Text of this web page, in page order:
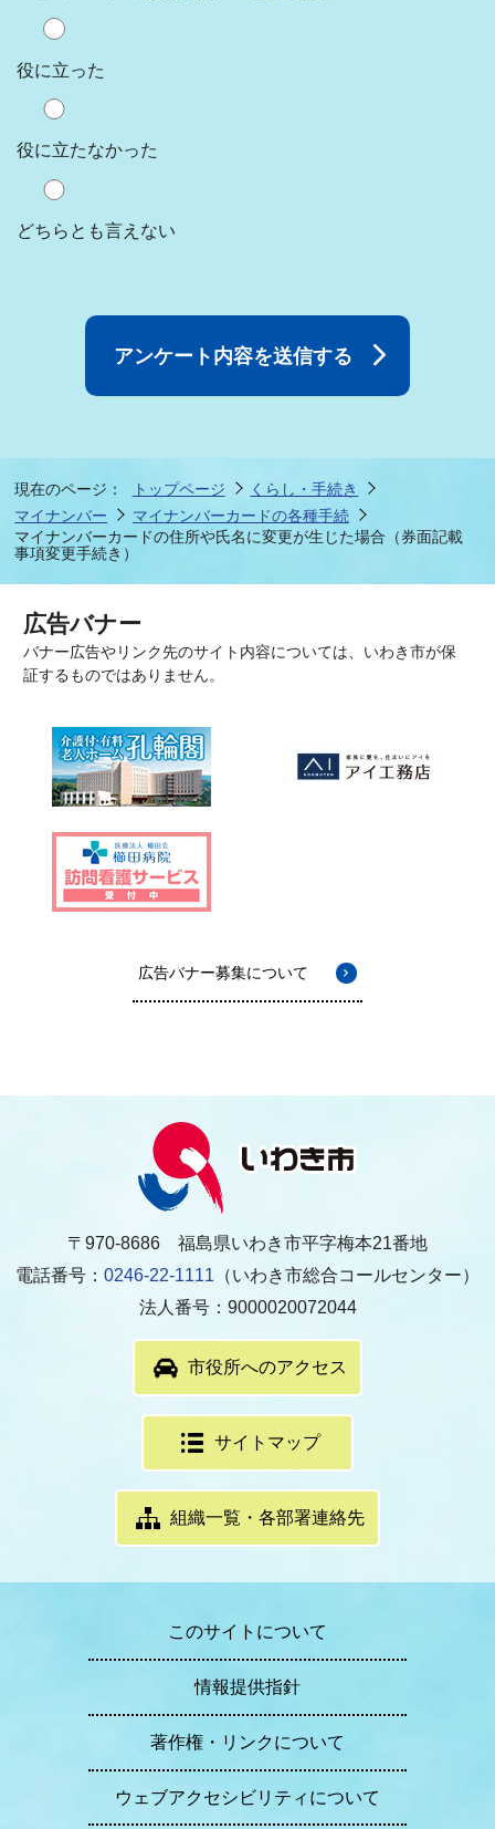
役に立った
役に立たなかった
どちらとも言えない
現在のページ： トップページ
くらし・手続き
マイナンバー
マイナンバーカードの各種手続
マイナンバーカードの住所や氏名に変更が生じた場合（券面記載
事項変更手続き）
広告バナー
バナー広告やリンク先のサイト内容については、いわき市が保
証するものではありません。
広告バナー募集について
〒970-8686 福島県いわき市平字梅本21番地
電話番号： 0246-22-1111 （いわき市総合コールセンター）
法人番号：9000020072044
市役所へのアクセス
サイトマップ
組織一覧・各部署連絡先
このサイトについて
情報提供指針
著作権・リンクについて
ウェブアクセシビリティについて